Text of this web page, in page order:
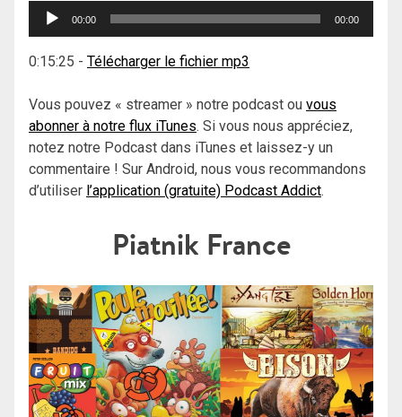
Lecteur
00:00 00:00
0:15:25 - Télécharger le fichier mp3
Vous pouvez « streamer » notre podcast ou vous
abonner à notre flux iTunes. Si vous nous appréciez,
notez notre Podcast dans iTunes et laissez-y un
commentaire ! Sur Android, nous vous recommandons
d’utiliser l’application (gratuite) Podcast Addict.
Piatnik France